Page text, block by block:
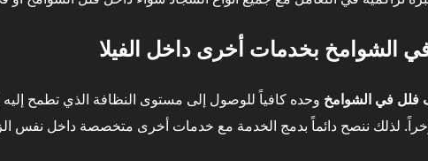
الشوامخ بخدمات أخرى داخل الفيلا
فلل في الشوامخ وحده كافياً للوصول إلى مستوى النظافة الذي تطمح إليه
لذلك ننصح دائماً بدمج الخدمة مع خدمات أخرى متخصصة داخل نفس